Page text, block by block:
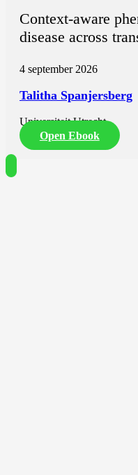
Context-aware
disease across
4 september 2026
Talitha Spanjersberg
Universiteit Utrecht
Open Ebook